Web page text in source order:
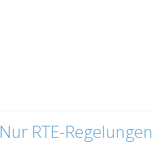
Nur RTE-Regelungen